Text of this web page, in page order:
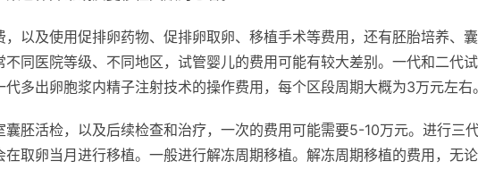
以及使用促排卵药物、促排卵取卵、移植手术等费用，还有胚胎培养、
同医院等级、不同地区，试管婴儿的费用可能有较大差别。一代和二代
多出卵胞浆内精子注射技术的操作费用，每个区段周期大概为3万元左右
胚活检，以及后续检查和治疗，一次的费用可能需要5-10万元。进行三
取卵当月进行移植。一般进行解冻周期移植。解冻周期移植的费用，无